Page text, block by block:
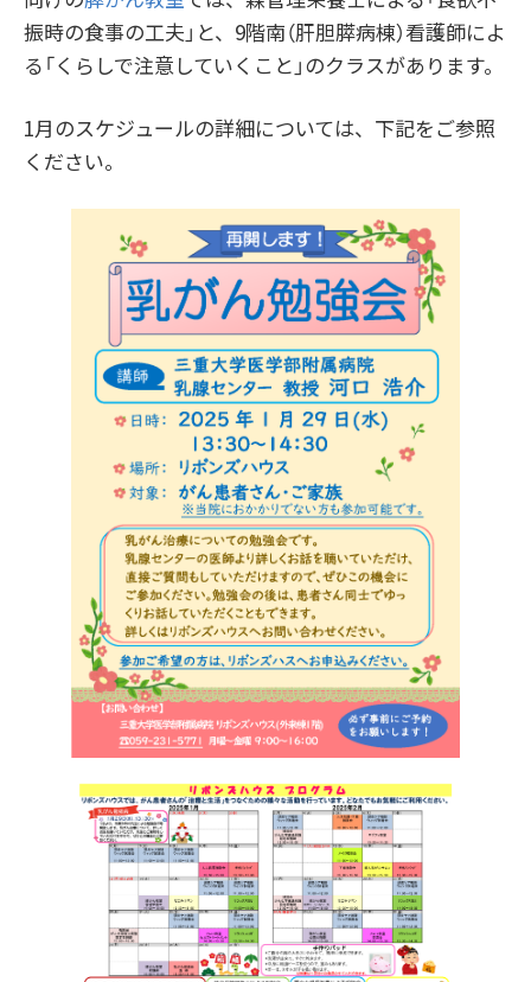
振時の食事の工夫」と、9階南（肝胆膵病棟）看護師によ
る「くらしで注意していくこと」のクラスがあります。
1月のスケジュールの詳細については、下記をご参照
ください。